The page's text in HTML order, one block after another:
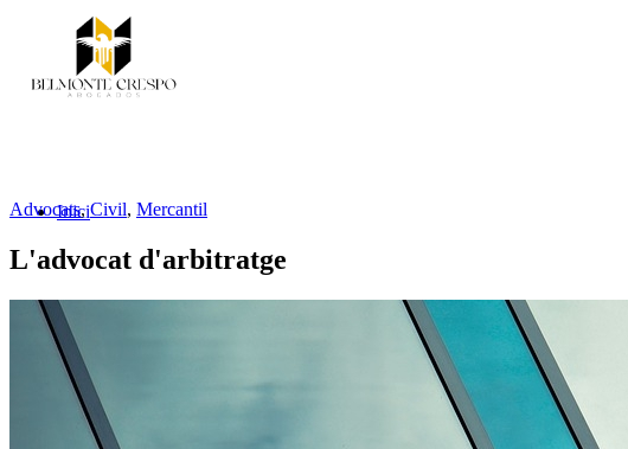
Inici
Serveis
Advocats,Civil, Mercantil
L'advocat d'arbitratge